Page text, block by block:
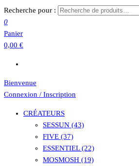
Recherche pour :
0
Panier
0,00 €
Bienvenue
Connexion / Inscription
CRÉATEURS
SESSUN (43)
FIVE (37)
ESSENTIEL (22)
MOSMOSH (19)